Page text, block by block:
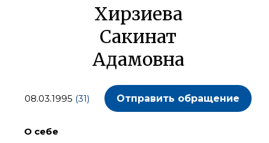
Хирзиева
Сакинат
Адамовна
08.03.1995 (31) Отправить обращение
О себе